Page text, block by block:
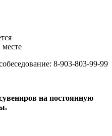
8-903-803-99-99
на постоянную